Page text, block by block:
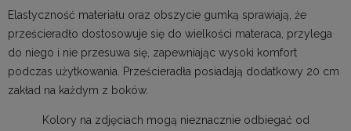
Elastyczność materiału oraz obszycie gumką sprawiają, że
prześcieradło dostosowuje się do wielkości materaca, przylega
do niego i nie przesuwa się, zapewniając wysoki komfort
podczas użytkowania. Prześcieradła posiadają dodatkowy 20 cm
zakład na każdym z boków.
Kolory na zdjęciach mogą nieznacznie odbiegać od